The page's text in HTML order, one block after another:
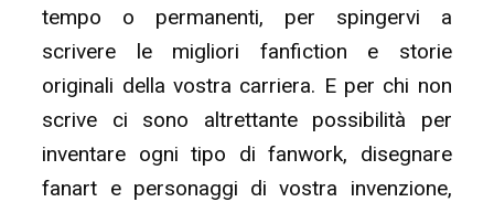
tempo o permanenti, per spingervi a
scrivere le migliori fanfiction e storie
originali della vostra carriera. E per chi non
scrive ci sono altrettante possibilità per
inventare ogni tipo di fanwork, disegnare
fanart e personaggi di vostra invenzione,